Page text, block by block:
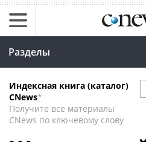
Разделы
Индексная книга (каталог)
CNews*
Получите все материалы
CNews по ключевому слову